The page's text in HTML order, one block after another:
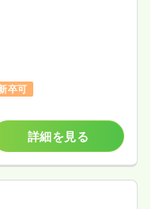
卒可
詳細を見る